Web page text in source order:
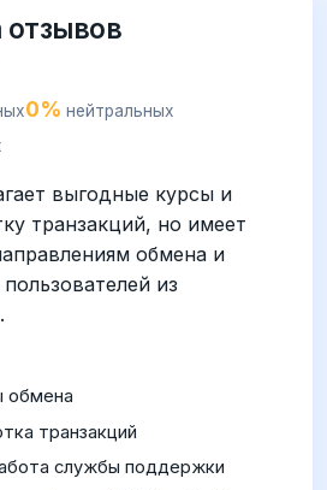
отзывов
0% нейтральных
выгодные курсы и
транзакций, но имеет
обмена и
из
обмена
транзакций
службы поддержки